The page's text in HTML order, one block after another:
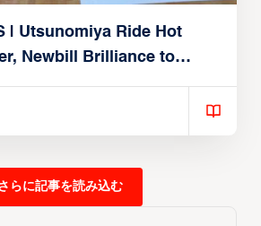
| Utsunomiya Ride Hot
Newbill Brilliance to
Game
らに記事を読み込む